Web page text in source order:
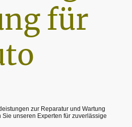
für
zur Reparatur und Wartung
Sie unseren Experten für zuverlässige